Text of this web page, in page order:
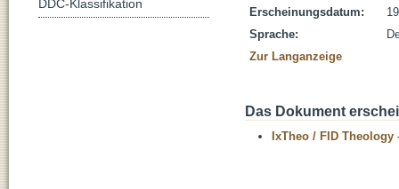
Erscheinungsdatum:
Sprache:
Zur Langanzeige
Das Dokument
IxTheo / FID Theology
DDC-Klassifikation